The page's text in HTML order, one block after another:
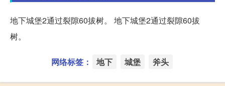
地下城堡2通过裂隙60拔树。 地下城堡2通过裂隙60拔
树。
网络标签： 地下 城堡 斧头